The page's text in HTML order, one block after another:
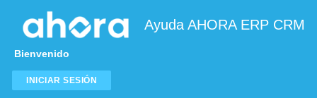
Ayuda AHORA ERP CRM
Bienvenido
INICIAR SESIÓN